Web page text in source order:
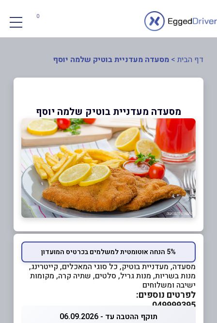
0
דף הבית > מסעדה מעדניית בוטיק שלמה יוסף
מסעדה מעדניית בוטיק שלמה יוסף
5% הנחה אוטומטית למשלמים בכרטיס המועדון
מסעדה, מעדניית בוטיק, כל סוגי המאכלים, קייטרינג,
מנות בשריות, מנות גריל, סלטים, שתיה קרה, מקומות
ישיבה ומשלוחים
לפרטים נוספים:
049999395
תוקף ההטבה עד - 06.09.2026